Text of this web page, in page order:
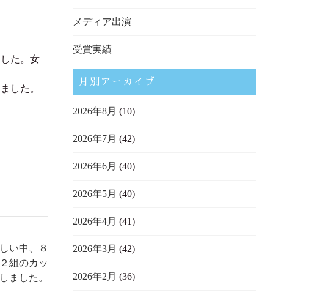
た。女
した。
い中、８
組のカッ
ました。
メディア出演
受賞実績
月別アーカイブ
2026年8月 (10)
2026年7月 (42)
2026年6月 (40)
2026年5月 (40)
2026年4月 (41)
2026年3月 (42)
2026年2月 (36)